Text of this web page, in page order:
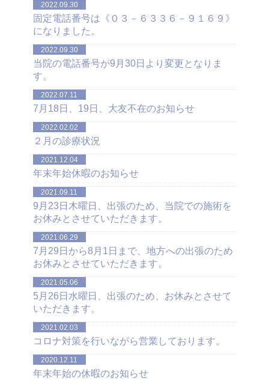
2022.09.30
固定電話番号は《０３－６３３６－９１６９》
になりました。
2022.09.30
当院の電話番号が9月30日より変更となりま
す。
2022.07.11
7月18日、19日、大友不在のお知らせ
2022.02.02
２月の診療状況
2021.12.04
年末年始休暇のお知らせ
2021.09.11
9月23日木曜日、出張のため、当院での施術を
お休みとさせていただきます。
2021.06.29
7月29日から8月1日まで、地方への出張のため
お休みとさせていただきます。
2021.05.06
5月26日水曜日、出張のため、お休みとさせて
いただきます。
2021.02.03
コロナ対策を行いながら営業しております。
2020.12.11
年末年始の休暇のお知らせ